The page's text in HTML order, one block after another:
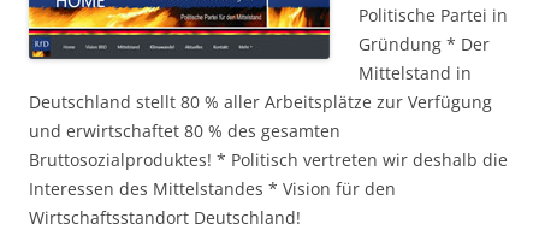
Politische Partei in
Gründung * Der
Mittelstand in
Deutschland stellt 80 % aller Arbeitsplätze zur Verfügung
und erwirtschaftet 80 % des gesamten
Bruttosozialproduktes! * Politisch vertreten wir deshalb die
Interessen des Mittelstandes * Vision für den
Wirtschaftsstandort Deutschland!